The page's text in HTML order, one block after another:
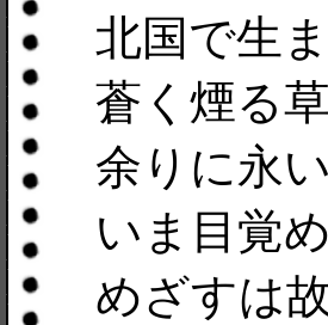
北国で生
蒼く煙る
余りに永
いま目覚
めざすは